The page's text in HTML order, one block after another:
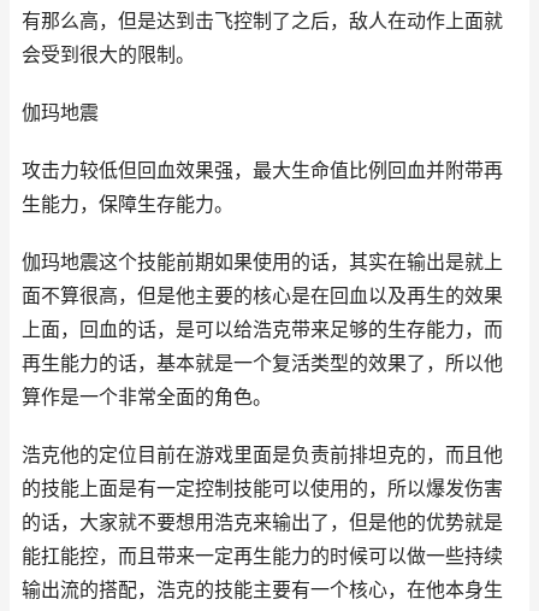
有那么高，但是达到击飞控制了之后，敌人在动作上面就
会受到很大的限制。
‌伽玛地震‌
攻击力较低但回血效果强，最大生命值比例回血并附带再
生能力，保障生存能力。 ‌
伽玛地震这个技能前期如果使用的话，其实在输出是就上
面不算很高，但是他主要的核心是在回血以及再生的效果
上面，回血的话，是可以给浩克带来足够的生存能力，而
再生能力的话，基本就是一个复活类型的效果了，所以他
算作是一个非常全面的角色。
浩克他的定位目前在游戏里面是负责前排坦克的，而且他
的技能上面是有一定控制技能可以使用的，所以爆发伤害
的话，大家就不要想用浩克来输出了，但是他的优势就是
能扛能控，而且带来一定再生能力的时候可以做一些持续
输出流的搭配，浩克的技能主要有一个核心，在他本身生